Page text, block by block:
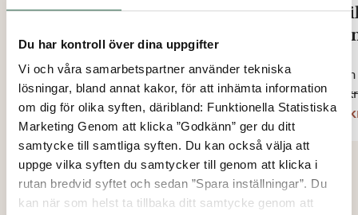
Du har kontroll över dina uppgifter
Vi och våra samarbetspartner använder tekniska
lösningar, bland annat kakor, för att inhämta information
om dig för olika syften, däribland: Funktionella Statistiska
Marketing Genom att klicka ”Godkänn” ger du ditt
samtycke till samtliga syften. Du kan också välja att
uppge vilka syften du samtycker till genom att klicka i
rutan bredvid syftet och sedan ”Spara inställningar”. Du
kan när som helst ta tillbaka ditt samtycke genom att
Soil blocker startpaket lyx
Från
1 325 kr
1 126 kr
Från
39 kr
33